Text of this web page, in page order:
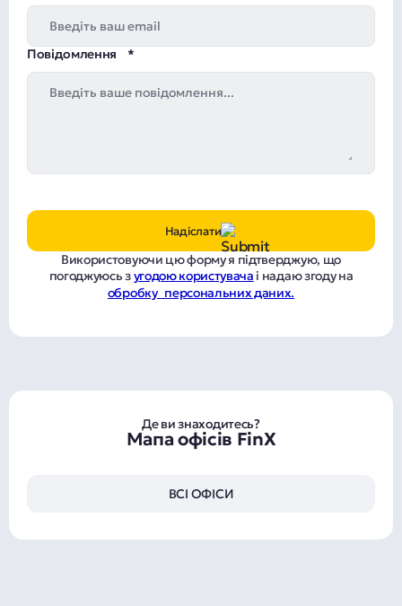
Повідомлення
Надіслати
Використовуючи цю форму я підтверджую, що
погоджуюсь зугодою користувача і надаю згоду на
обробку персональних даних.
Де ви знаходитесь?
Мапа офісів FinX
ВСІ ОФІСИ